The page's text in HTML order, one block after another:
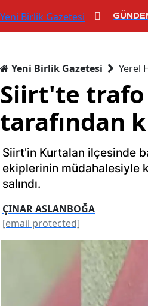
Yeni Birlik Gazetesi Yerel
Siirt'te trafo
tarafından
Siirt'in Kurtalan ilçesinde
ekiplerinin müdahalesiyle
salındı.
ÇINAR ASLANBOĞA
[email protected]